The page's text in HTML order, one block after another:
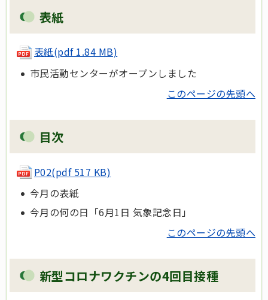
表紙
表紙(pdf 1.84 MB)
市民活動センターがオープンしました
このページの先頭へ
目次
P02(pdf 517 KB)
今月の表紙
今月の何の日「6月1日 気象記念日」
このページの先頭へ
新型コロナワクチンの4回目接種